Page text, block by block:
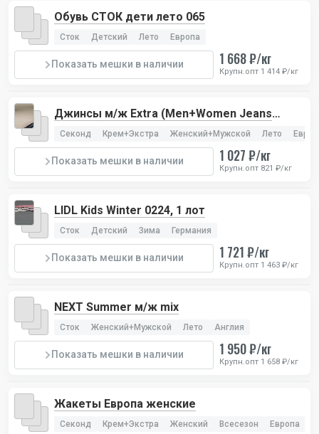
Обувь СТОК дети лето 065
Сток Детский Лето Европа
Показать мешки в наличии 1 668 ₽/кг
Крупн.опт 1 414 ₽/кг
Джинсы м/ж Extra (Men+Women Jeans
Extra), 1 лот
Секонд Крем+Экстра Женский+Мужской Лето
Показать мешки в наличии 1 027 ₽/кг
Крупн.опт 821 ₽/кг
LIDL Kids Winter 0224, 1 лот
Сток Детский Зима Германия
Показать мешки в наличии 1 721 ₽/кг
Крупн.опт 1 463 ₽/кг
NEXT Summer м/ж mix
Сток Женский+Мужской Лето Англия
Показать мешки в наличии 1 950 ₽/кг
Крупн.опт 1 658 ₽/кг
Жакеты Европа женские
Секонд Крем+Экстра Женский Всесезон Европа